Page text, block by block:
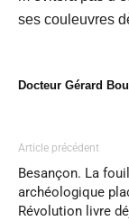
ses couleuvres
Docteur Gérard
Article précédent
Besançon. La
archéologique
Révolution livre